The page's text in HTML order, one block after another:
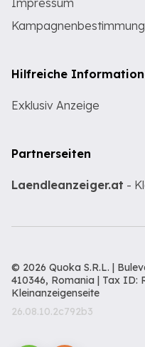
Impressum
Hilfreiche
Exklusiv Anzeige
Partnerseiten
Laendleanzeiger.at -
© 2026 Quoka S.R.L. |
410346, Romania | Tax ID:
Kleinanzeigenseite
26.08.10.2c792b3